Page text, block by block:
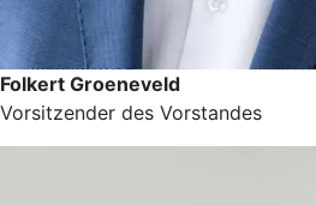
Folkert Groeneveld
Vorsitzender des Vorstandes